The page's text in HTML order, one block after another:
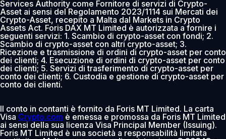
Services Authority come Fornitore di servizi di Crypto-
Asset ai sensi del Regolamento 2023/1114 sui Mercati dei
Crypto-Asset, recepito a Malta dal Markets in Crypto
Assets Act. Foris DAX MT Limited è autorizzata a fornire i
seguenti servizi: 1. Scambio di crypto-asset con fondi; 2.
Scambio di crypto-asset con altri crypto-asset; 3.
Ricezione e trasmissione di ordini di crypto-asset per conto
dei clienti; 4. Esecuzione di ordini di crypto-asset per conto
dei clienti; 5. Servizi di trasferimento di crypto-asset per
conto dei clienti; 6. Custodia e gestione di crypto-asset per
conto dei clienti.
Il conto in contanti è fornito da Foris MT Limited. La carta
Visa Crypto.com è emessa e promossa da Foris MT Limited
ai sensi della sua licenza Visa Principal Member (Issuing).
Foris MT Limited è una società a responsabilità limitata